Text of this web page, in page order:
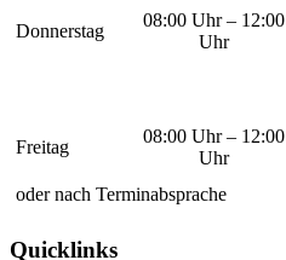
Donnerstag
08:00 Uhr – 12:00
Uhr
Freitag
08:00 Uhr – 12:00
Uhr
oder nach Terminabsprache
Quicklinks